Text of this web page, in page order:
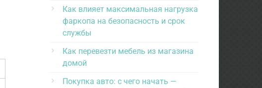
Как влияет максимальная нагрузка
фаркопа на безопасность и срок
службы
Как перевезти мебель из магазина
домой
Покупка авто: с чего начать —